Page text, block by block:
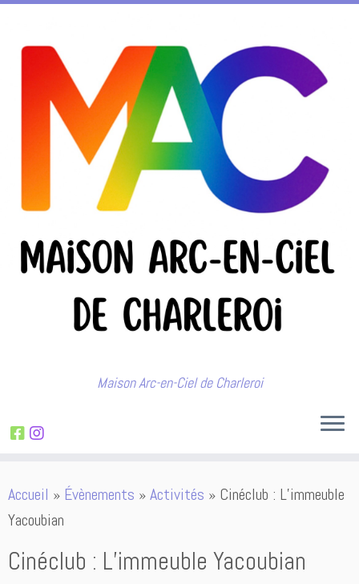
au
contenu
Maison Arc-en-Ciel de Charleroi
Accueil » Évènements »Activités » Cinéclub : L’immeuble
Yacoubian
Cinéclub : L’immeuble Yacoubian